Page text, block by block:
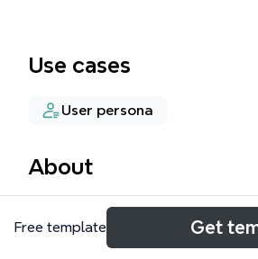
Use cases
User persona
About
《认知与设计——理解UI设计准则
梳理了12大认知心理学原则及其对
示，涵盖218个节点。该模板以「
Free template Get